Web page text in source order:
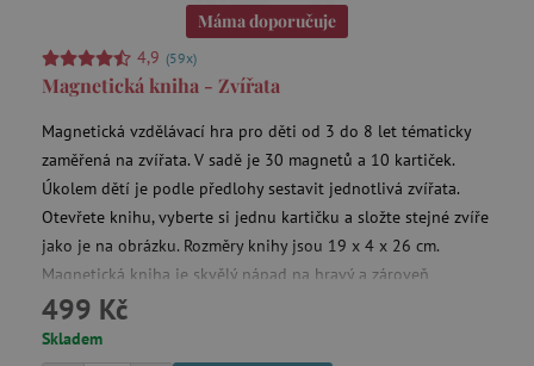
Máma doporučuje
4,9 (59x)
Magnetická kniha - Zvířata
Magnetická vzdělávací hra pro děti od 3 do 8 let tématicky
zaměřená na zvířata. V sadě je 30 magnetů a 10 kartiček.
Úkolem dětí je podle předlohy sestavit jednotlivá zvířata.
Otevřete knihu, vyberte si jednu kartičku a složte stejné zvíře
jako je na obrázku. Rozměry knihy jsou 19 x 4 x 26 cm.
Magnetická kniha je skvělý nápad na hravý a zároveň
vzdělávací dárek.
499 Kč
Skladem